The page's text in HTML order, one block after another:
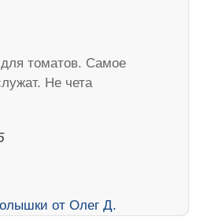
томатов. Самое
Не чета